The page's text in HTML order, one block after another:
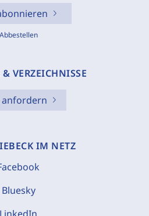
Abbestellen
VERZEICHNISSE
anfordern
IM NETZ
Bluesky